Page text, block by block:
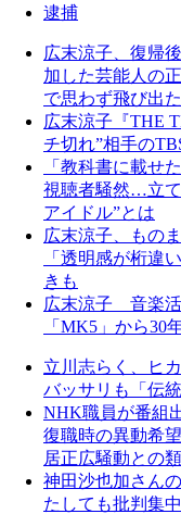
逮捕
広末涼子、復帰
加した芸能人の
で思わず飛び出
広末涼子『THE
チ切れ”相手の
「教科書に載せ
視聴者騒然…立
アイドル”とは
広末涼子、もの
「透明感が桁違
きも
広末涼子 音楽
「MK5」から30
立川志らく、ヒ
バッサリも「伝
NHK職員が番組
復職時の異動希
居正広騒動との
神田沙也加さん
たしても批判集